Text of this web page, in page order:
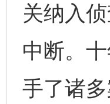
关纳入
中断。
手了诸